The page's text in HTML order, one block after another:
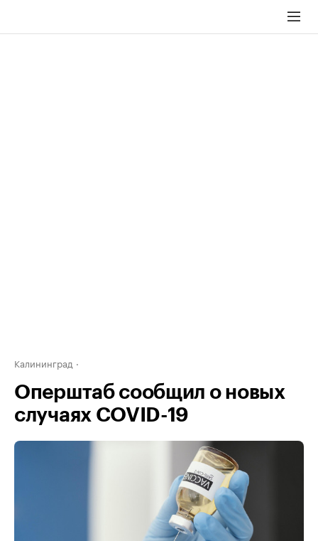
Калининград
Оперштаб сообщил о новых
случаях COVID-19